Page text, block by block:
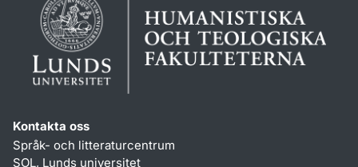
Kontakta oss
Språk- och litteraturcentrum
SOL, Lunds universitet